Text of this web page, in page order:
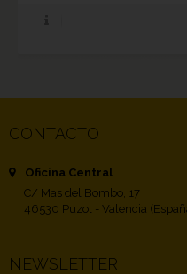
CONTACTO
Oficina Central
C/ Mas del Bombo, 17
46530 Puzol - Valencia
NEWSLETTER